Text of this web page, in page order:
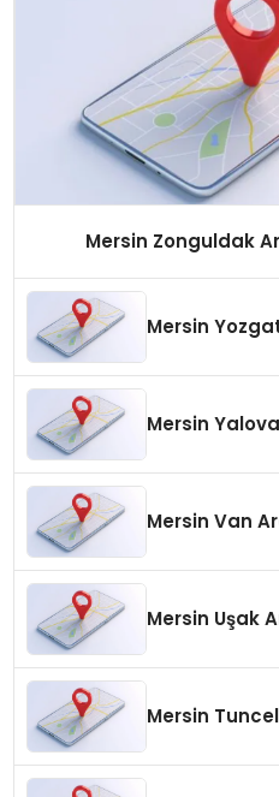
Mersin Zonguldak
Mersin
Mersin
Mersin
Mersin
Mersin